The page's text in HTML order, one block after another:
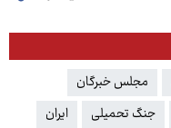
مجلس خبرگان
جنگ تحمیلی
ایران